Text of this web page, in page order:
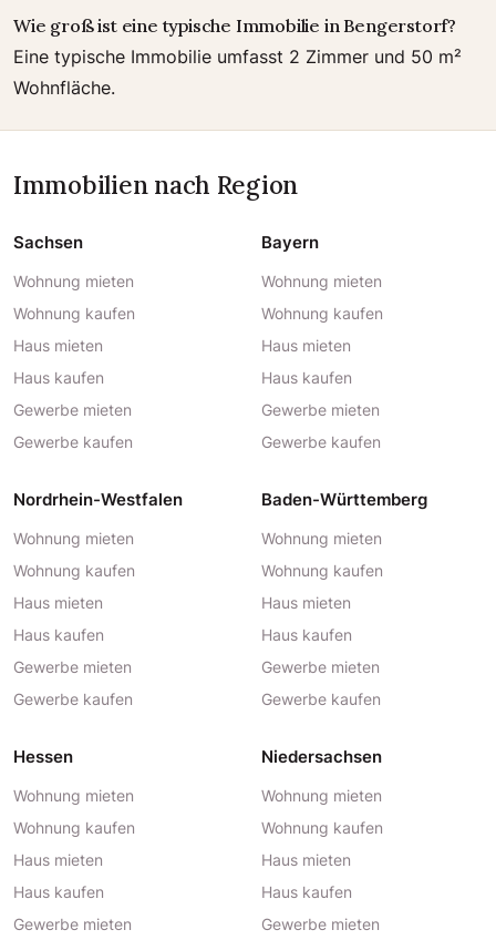
Wie groß ist eine typische Immobilie in Bengerstorf?
Eine typische Immobilie umfasst 2 Zimmer und 50 m²
Wohnfläche.
Immobilien nach Region
Sachsen
Wohnung mieten
Wohnung kaufen
Haus mieten
Haus kaufen
Gewerbe mieten
Gewerbe kaufen
Bayern
Wohnung mieten
Wohnung kaufen
Haus mieten
Haus kaufen
Gewerbe mieten
Gewerbe kaufen
Nordrhein-Westfalen
Wohnung mieten
Wohnung kaufen
Haus mieten
Haus kaufen
Gewerbe mieten
Gewerbe kaufen
Baden-Württemberg
Wohnung mieten
Wohnung kaufen
Haus mieten
Haus kaufen
Gewerbe mieten
Gewerbe kaufen
Hessen
Wohnung mieten
Wohnung kaufen
Haus mieten
Haus kaufen
Gewerbe mieten
Niedersachsen
Wohnung mieten
Wohnung kaufen
Haus mieten
Haus kaufen
Gewerbe mieten